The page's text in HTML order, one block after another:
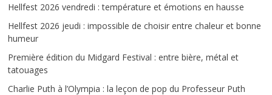
Hellfest 2026 vendredi : température et émotions en hausse
Hellfest 2026 jeudi : impossible de choisir entre chaleur et bonne
humeur
Première édition du Midgard Festival : entre bière, métal et
tatouages
Charlie Puth à l’Olympia : la leçon de pop du Professeur Puth